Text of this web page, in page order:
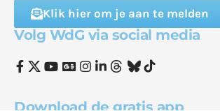
Klik hier om je aan te melden
Volg WdG via social media
Download de gratis app